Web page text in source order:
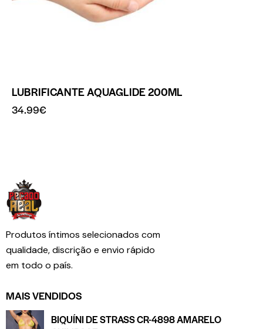
LUBRIFICANTE AQUAGLIDE 200ML
34.99€
Produtos íntimos selecionados com
qualidade, discrição e envio rápido
em todo o país.
MAIS VENDIDOS
BIQUÍNI DE STRASS CR-4898 AMARELO